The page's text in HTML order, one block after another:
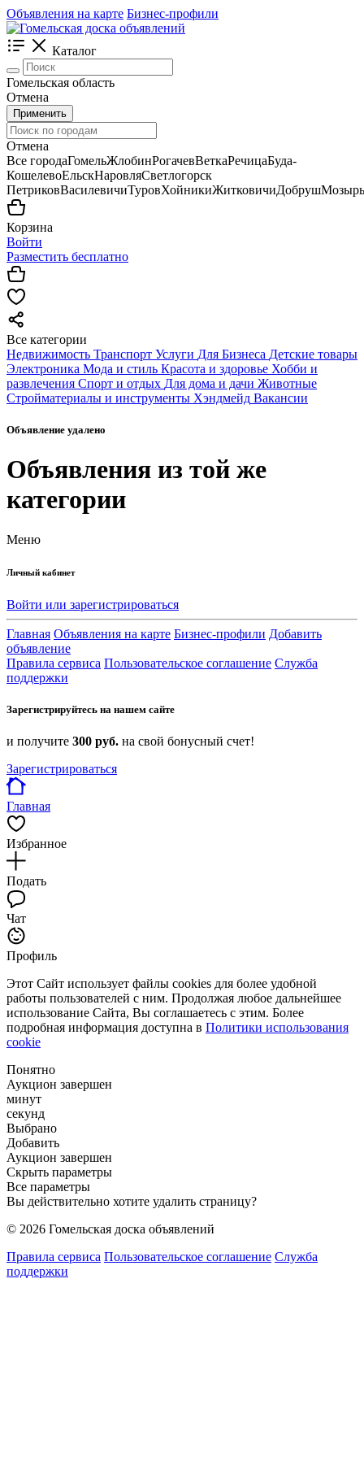
Объявления на карте Бизнес-профили
Каталог
Гомельская область
Отмена
Применить
Отмена
Все городаГомельЖлобинРогачевВеткаРечицаБуда-
КошелевоЕльскНаровляСветлогорск
ПетриковВасилевичиТуровХойникиЖитковичиДобрушМозырь
Корзина
Войти
Разместить бесплатно
Все категории
Недвижимость Транспорт Услуги Для Бизнеса Детские товары
Электроника Мода и стиль Красота и здоровье Хобби и
развлечения Спорт и отдых Для дома и дачи Животные
Стройматериалы и инструменты Хэндмейд Вакансии
Объявление удалено
Объявления из той же
категории
Меню
Личный кабинет
Войти или зарегистрироваться
Главная Объявления на карте Бизнес-профили Добавить
объявление
Правила сервиса Пользовательское соглашение Служба
поддержки
Зарегистрируйтесь на нашем сайте
и получите 300 руб. на свой бонусный счет!
Зарегистрироваться
Главная
Избранное
Подать
Чат
Профиль
Этот Сайт использует файлы cookies для более удобной
работы пользователей с ним. Продолжая любое дальнейшее
использование Сайта, Вы соглашаетесь с этим. Более
подробная информация доступна в Политики использования
cookie
Понятно
Аукцион завершен
минут
секунд
Выбрано
Добавить
Аукцион завершен
Скрыть параметры
Все параметры
Вы действительно хотите удалить страницу?
© 2026 Гомельская доска объявлений
Правила сервиса Пользовательское соглашение Служба
поддержки